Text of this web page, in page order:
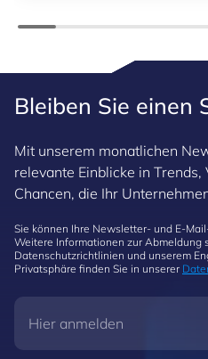
Bleiben Sie einen
Mit unserem monatlichen
relevante Einblicke in
Chancen, die Ihr
Sie können Ihre Newsletter- und E-
Weitere Informationen zur Abmeldung
Datenschutzrichtlinien und unserem
Privatsphäre finden Sie in unserer